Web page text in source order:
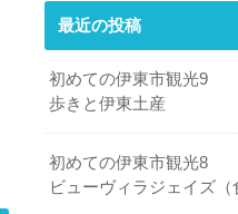
最近の投稿
初めての伊東市観光9
歩きと伊東土産
初めての伊東市観光8
ビューヴィラジェイズ（